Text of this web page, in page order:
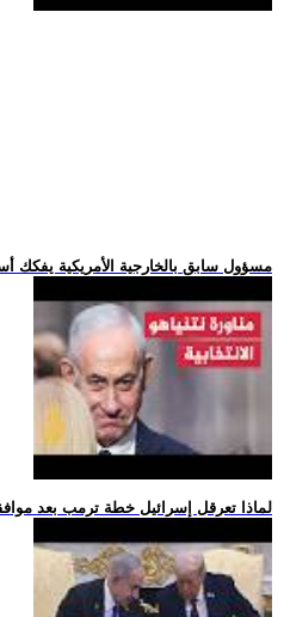
.. مسؤول سابق بالخارجية الأمريكية يفكك
.. لماذا تعرقل إسرائيل خطة ترمب بعد